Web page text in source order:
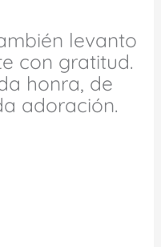
levanto
con gratitud.
honra, de
adoración.